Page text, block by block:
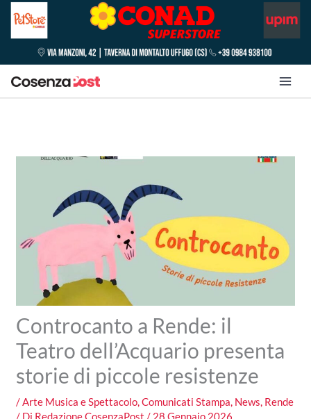
Controcanto a Rende: il
Teatro dell’Acquario presenta
storie di piccole resistenze
/Arte Musica e Spettacolo,Comunicati Stampa, News, Rende
/ Di Redazione CosenzaPost/ 28 Gennaio 2026